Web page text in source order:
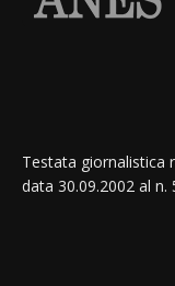
Testata giornalistica
data 30.09.2002 al n.